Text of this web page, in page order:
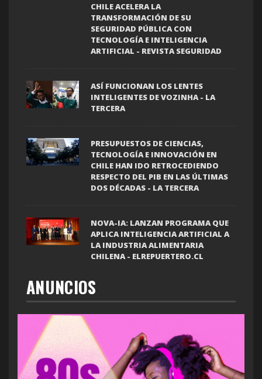
CHILE ACELERA LA
TRANSFORMACIÓN DE SU
SEGURIDAD PÚBLICA CON
TECNOLOGÍA E INTELIGENCIA
ARTIFICIAL - REVISTA SEGURIDAD
ASÍ FUNCIONAN LOS LENTES
INTELIGENTES DE VOZINHA - LA
TERCERA
PRESUPUESTOS DE CIENCIAS,
TECNOLOGÍA E INNOVACIÓN EN
CHILE HAN IDO RETROCEDIENDO
RESPECTO DEL PIB EN LAS ÚLTIMAS
DOS DÉCADAS - LA TERCERA
NOVA-IA: LANZAN PROGRAMA QUE
APLICA INTELIGENCIA ARTIFICIAL A
LA INDUSTRIA ALIMENTARIA
CHILENA - ELREPUERTERO.CL
ANUNCIOS